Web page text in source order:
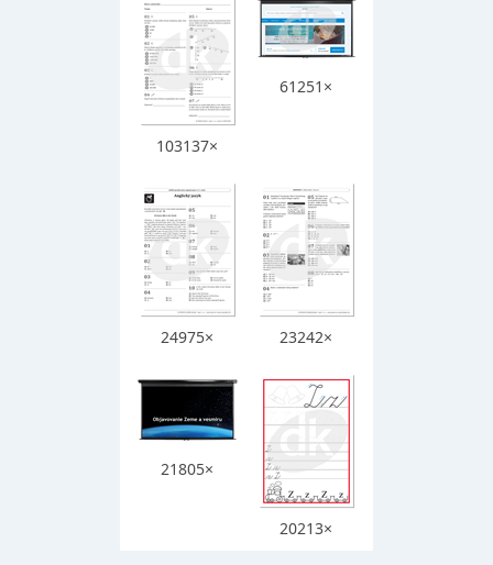
103137×
61251×
24975× 23242×
21805×
20213×